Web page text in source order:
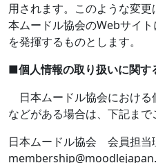
用されます。このような変
本ムードル協会のWebサイ
を発揮するものとします。
■個人情報の取り扱いに関す
日本ムードル協会における
などがある場合は、下記まで
日本ムードル協会 会員担